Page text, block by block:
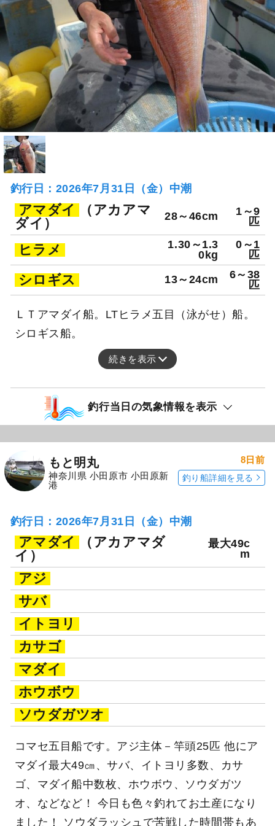
釣行日：2026年7月31日（金）中潮
アマダイ
（アカアマ
ダイ）
28～46cm
1～9
匹
ヒラメ
1.30～1.3
0kg
0～1
匹
シロギス 13～24cm
6～38
匹
ＬＴアマダイ船。LTヒラメ五目（泳がせ）船。
シロギス船。
続きを表示
釣行当日の気象情報を表示
もと明丸
神奈川県 小田原市 小田原新
港
8日前
釣り船詳細を見る
釣行日：2026年7月31日（金）中潮
アマダイ
（アカアマダ
イ）
最大49c
m
アジ
サバ
イトヨリ
カサゴ
マダイ
ホウボウ
ソウダガツオ
コマセ五目船です。アジ主体－竿頭25匹 他にア
マダイ最大49㎝、サバ、イトヨリ多数、カサ
ゴ、マダイ船中数枚、ホウボウ、ソウダガツ
オ、などなど！ 今日も色々釣れてお土産になり
ました！ ソウダラッシュで苦戦した時間帯もあ